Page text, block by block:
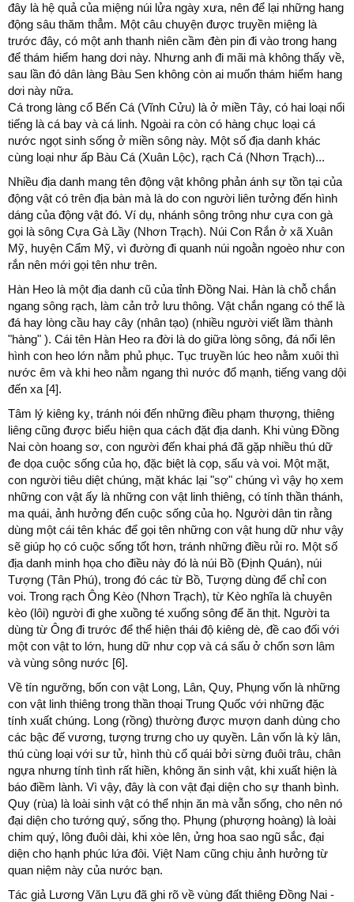
đây là hệ quả của miệng núi lửa ngày xưa, nên để lại những hang
động sâu thăm thẳm. Một câu chuyện được truyền miệng là
trước đây, có một anh thanh niên cầm đèn pin đi vào trong hang
để thám hiểm hang dơi này. Nhưng anh đi mãi mà không thấy về,
sau lần đó dân làng Bàu Sen không còn ai muốn thám hiểm hang
dơi này nữa.
Cá trong làng cổ Bến Cá (Vĩnh Cửu) là ở miền Tây, có hai loại nổi
tiếng là cá bay và cá linh. Ngoài ra còn có hàng chục loại cá
nước ngọt sinh sống ở miền sông này. Một số địa danh khác
cùng loại như ấp Bàu Cá (Xuân Lộc), rạch Cá (Nhơn Trạch)...
Nhiều địa danh mang tên động vật không phản ánh sự tồn tại của
động vật có trên địa bàn mà là do con người liên tưởng đến hình
dáng của động vật đó. Ví dụ, nhánh sông trông như cựa con gà
gọi là sông Cựa Gà Lầy (Nhơn Trạch). Núi Con Rắn ở xã Xuân
Mỹ, huyện Cẩm Mỹ, vì đường đi quanh núi ngoằn ngoèo như con
rắn nên mới gọi tên như trên.
Hàn Heo là một địa danh cũ của tỉnh Đồng Nai. Hàn là chỗ chắn
ngang sông rạch, làm cản trở lưu thông. Vật chắn ngang có thể là
đá hay lòng cầu hay cây (nhân tạo) (nhiều người viết lầm thành
"hàng" ). Cái tên Hàn Heo ra đời là do giữa lòng sông, đá nổi lên
hình con heo lớn nằm phủ phục. Tục truyền lúc heo nằm xuôi thì
nước êm và khi heo nằm ngang thì nước đổ mạnh, tiếng vang dội
đến xa [4].
Tâm lý kiêng kỵ, tránh nói đến những điều phạm thượng, thiêng
liêng cũng được biểu hiện qua cách đặt địa danh. Khi vùng Đồng
Nai còn hoang sơ, con người đến khai phá đã gặp nhiều thú dữ
đe dọa cuộc sống của họ, đặc biệt là cọp, sấu và voi. Một mặt,
con người tiêu diệt chúng, mặt khác lại "sợ" chúng vì vậy họ xem
những con vật ấy là những con vật linh thiêng, có tính thần thánh,
ma quái, ảnh hưởng đến cuộc sống của họ. Người dân tin rằng
dùng một cái tên khác để gọi tên những con vật hung dữ như vậy
sẽ giúp họ có cuộc sống tốt hơn, tránh những điều rủi ro. Một số
địa danh minh họa cho điều này đó là núi Bồ (Định Quán), núi
Tượng (Tân Phú), trong đó các từ Bồ, Tượng dùng để chỉ con
voi. Trong rạch Ông Kèo (Nhơn Trạch), từ Kèo nghĩa là chuyên
kèo (lôi) người đi ghe xuồng té xuống sông để ăn thịt. Người ta
dùng từ Ông đi trước để thể hiện thái độ kiêng dè, đề cao đối với
một con vật to lớn, hung dữ như cọp và cá sấu ở chốn sơn lâm
và vùng sông nước [6].
Về tín ngưỡng, bốn con vật Long, Lân, Quy, Phụng vốn là những
con vật linh thiêng trong thần thoại Trung Quốc với những đặc
tính xuất chúng. Long (rồng) thường được mượn danh dùng cho
các bậc đế vương, tượng trưng cho uy quyền. Lân vốn là kỳ lân,
thú cùng loại với sư tử, hình thù cổ quái bởi sừng đuôi trâu, chân
ngựa nhưng tính tình rất hiền, không ăn sinh vật, khi xuất hiện là
báo điềm lành. Vì vậy, đây là con vật đại diện cho sự thanh bình.
Quy (rùa) là loài sinh vật có thể nhịn ăn mà vẫn sống, cho nên nó
đại diện cho tướng quý, sống thọ. Phụng (phượng hoàng) là loài
chim quý, lông đuôi dài, khi xòe lên, ửng hoa sao ngũ sắc, đại
diện cho hạnh phúc lứa đôi. Việt Nam cũng chịu ảnh hưởng từ
quan niệm này của nước bạn.
Tác giả Lương Văn Lựu đã ghi rõ về vùng đất thiêng Đồng Nai -